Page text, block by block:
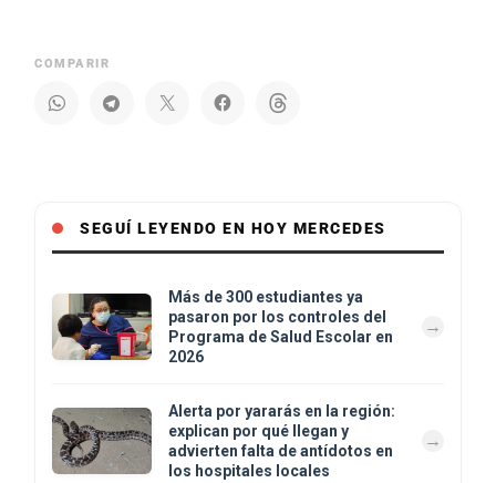
COMPARIR
SEGUÍ LEYENDO EN HOY MERCEDES
Más de 300 estudiantes ya
pasaron por los controles del
Programa de Salud Escolar en
2026
Alerta por yararás en la región:
explican por qué llegan y
advierten falta de antídotos en
los hospitales locales